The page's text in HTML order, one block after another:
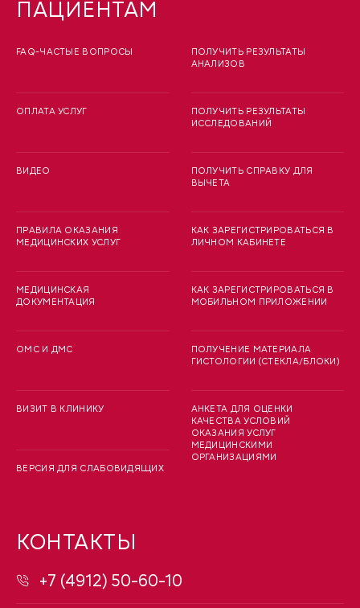
ПАЦИЕНТАМ
FAQ-ЧАСТЫЕ ВОПРОСЫ
ОПЛАТА УСЛУГ
ВИДЕО
ПРАВИЛА ОКАЗАНИЯ
МЕДИЦИНСКИХ УСЛУГ
МЕДИЦИНСКАЯ
ДОКУМЕНТАЦИЯ
ОМС И ДМС
ВИЗИТ В КЛИНИКУ
ВЕРСИЯ ДЛЯ СЛАБОВИДЯЩИХ
ПОЛУЧИТЬ РЕЗУЛЬТАТЫ
АНАЛИЗОВ
ПОЛУЧИТЬ РЕЗУЛЬТАТЫ
ИССЛЕДОВАНИЙ
ПОЛУЧИТЬ СПРАВКУ ДЛЯ
ВЫЧЕТА
КАК ЗАРЕГИСТРИРОВАТЬСЯ В
ЛИЧНОМ КАБИНЕТЕ
КАК ЗАРЕГИСТРИРОВАТЬСЯ В
МОБИЛЬНОМ ПРИЛОЖЕНИИ
ПОЛУЧЕНИЕ МАТЕРИАЛА
ГИСТОЛОГИИ (СТЕКЛА/БЛОКИ)
АНКЕТА ДЛЯ ОЦЕНКИ
КАЧЕСТВА УСЛОВИЙ
ОКАЗАНИЯ УСЛУГ
МЕДИЦИНСКИМИ
ОРГАНИЗАЦИЯМИ
КОНТАКТЫ
+7 (4912) 50-60-10